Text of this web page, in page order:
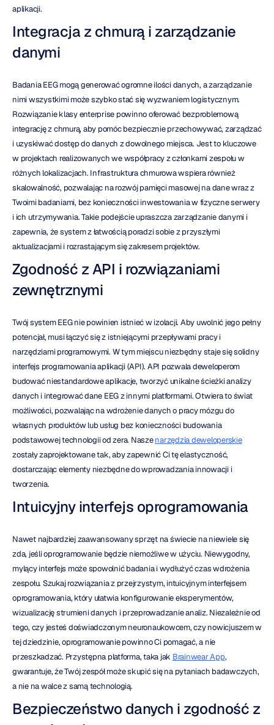
aplikacji.
Integracja z chmurą i zarządzanie
danymi
Badania EEG mogą generować ogromne ilości danych, a zarządzanie
nimi wszystkimi może szybko stać się wyzwaniem logistycznym.
Rozwiązanie klasy enterprise powinno oferować bezproblemową
integrację z chmurą, aby pomóc bezpiecznie przechowywać, zarządzać
i uzyskiwać dostęp do danych z dowolnego miejsca. Jest to kluczowe
w projektach realizowanych we współpracy z członkami zespołu w
różnych lokalizacjach. Infrastruktura chmurowa wspiera również
skalowalność, pozwalając na rozwój pamięci masowej na dane wraz z
Twoimi badaniami, bez konieczności inwestowania w fizyczne serwery
i ich utrzymywania. Takie podejście upraszcza zarządzanie danymi i
zapewnia, że system z łatwością poradzi sobie z przyszłymi
aktualizacjami i rozrastającym się zakresem projektów.
Zgodność z API i rozwiązaniami
zewnętrznymi
Twój system EEG nie powinien istnieć w izolacji. Aby uwolnić jego pełny
potencjał, musi łączyć się z istniejącymi przepływami pracy i
narzędziami programowymi. W tym miejscu niezbędny staje się solidny
interfejs programowania aplikacji (API). API pozwala deweloperom
budować niestandardowe aplikacje, tworzyć unikalne ścieżki analizy
danych i integrować dane EEG z innymi platformami. Otwiera to świat
możliwości, pozwalając na wdrożenie danych o pracy mózgu do
własnych produktów lub usług bez konieczności budowania
podstawowej technologii od zera. Nasze narzędzia deweloperskie
zostały zaprojektowane tak, aby zapewnić Ci tę elastyczność,
dostarczając elementy niezbędne do wprowadzania innowacji i
tworzenia.
Intuicyjny interfejs oprogramowania
Nawet najbardziej zaawansowany sprzęt na świecie na niewiele się
zda, jeśli oprogramowanie będzie niemożliwe w użyciu. Niewygodny,
mylący interfejs może spowolnić badania i wydłużyć czas wdrożenia
zespołu. Szukaj rozwiązania z przejrzystym, intuicyjnym interfejsem
oprogramowania, który ułatwia konfigurowanie eksperymentów,
wizualizację strumieni danych i przeprowadzanie analiz. Niezależnie od
tego, czy jesteś doświadczonym neuronaukowcem, czy nowicjuszem w
tej dziedzinie, oprogramowanie powinno Ci pomagać, a nie
przeszkadzać. Przystępna platforma, taka jak Brainwear App,
gwarantuje, że Twój zespół może skupić się na pytaniach badawczych,
a nie na walce z samą technologią.
Bezpieczeństwo danych i zgodność z